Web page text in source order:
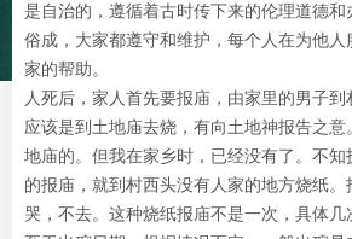
是自治的，遵循着古时传下来的伦理道德
俗成，大家都遵守和维护，每个人在为他
家的帮助。
人死后，家人首先要报庙，由家里的男子
应该是到土地庙去烧，有向土地神报告之
地庙的。但我在家乡时，已经没有了。不
的报庙，就到村西头没有人家的地方烧纸。
哭，不去。这种烧纸报庙不是一次，具体几